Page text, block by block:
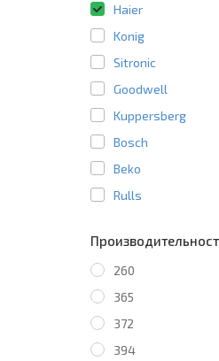
Haier
Konig
Sitronic
Goodwell
Kuppersberg
Bosch
Beko
Rulls
260
365
372
394